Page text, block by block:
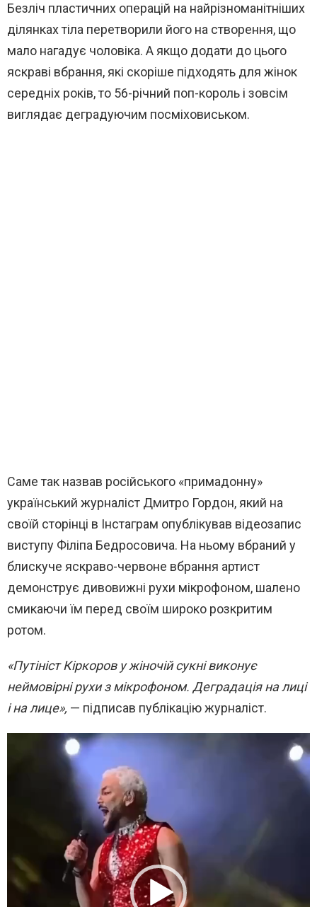
Безліч пластичних операцій на найрізноманітніших
ділянках тіла перетворили його на створення, що
мало нагадує чоловіка. А якщо додати до цього
яскраві вбрання, які скоріше підходять для жінок
середніх років, то 56-річний поп-король і зовсім
виглядає деградуючим посміховиськом.
Саме так назвав російського «примадонну»
український журналіст Дмитро Гордон, який на
своїй сторінці в Інстаграм опублікував відеозапис
виступу Філіпа Бедросовича. На ньому вбраний у
блискуче яскраво-червоне вбрання артист
демонструє дивовижні рухи мікрофоном, шалено
смикаючи їм перед своїм широко розкритим
ротом.
«Путініст Кіркоров у жіночій сукні виконує
неймовірні рухи з мікрофоном. Деградація на лиці
і на лице», — підписав публікацію журналіст.